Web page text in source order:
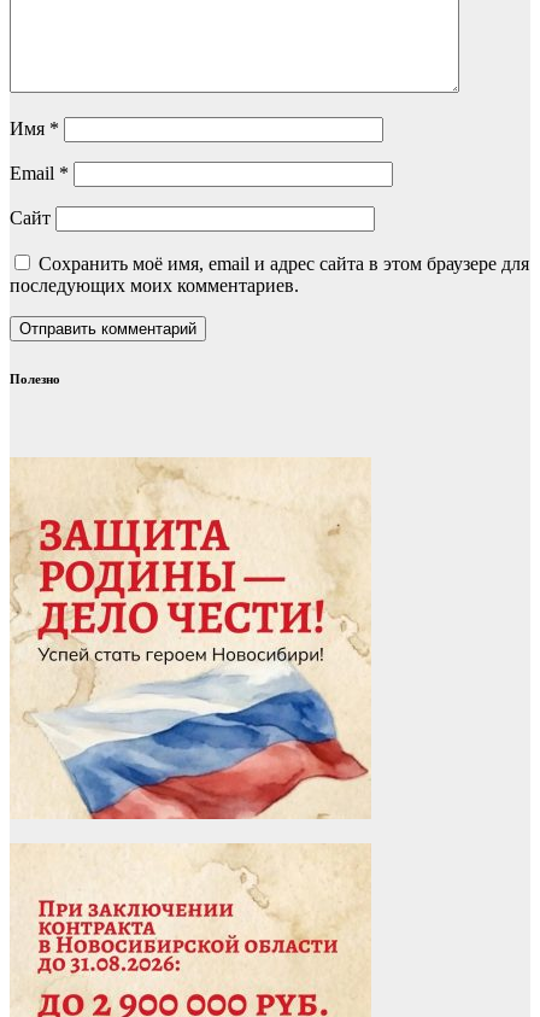
Имя *
Email *
Сайт
Сохранить моё имя, email и адрес сайта в этом браузере для
последующих моих комментариев.
Полезно